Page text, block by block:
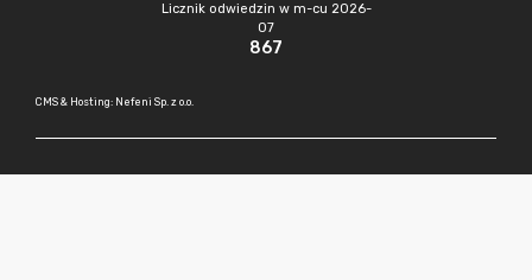
Licznik odwiedzin w m-cu 2026-
07
867
CMS & Hosting: Nefeni Sp. z o.o.